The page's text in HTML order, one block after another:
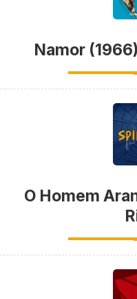
Namor
O Homem